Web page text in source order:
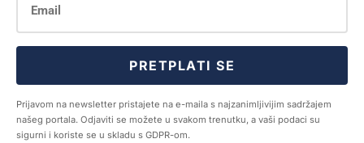
PRETPLATI SE
Prijavom na newsletter pristajete na e-maila s najzanimljivijim sadržajem
našeg portala. Odjaviti se možete u svakom trenutku, a vaši podaci su
sigurni i koriste se u skladu s GDPR-om.